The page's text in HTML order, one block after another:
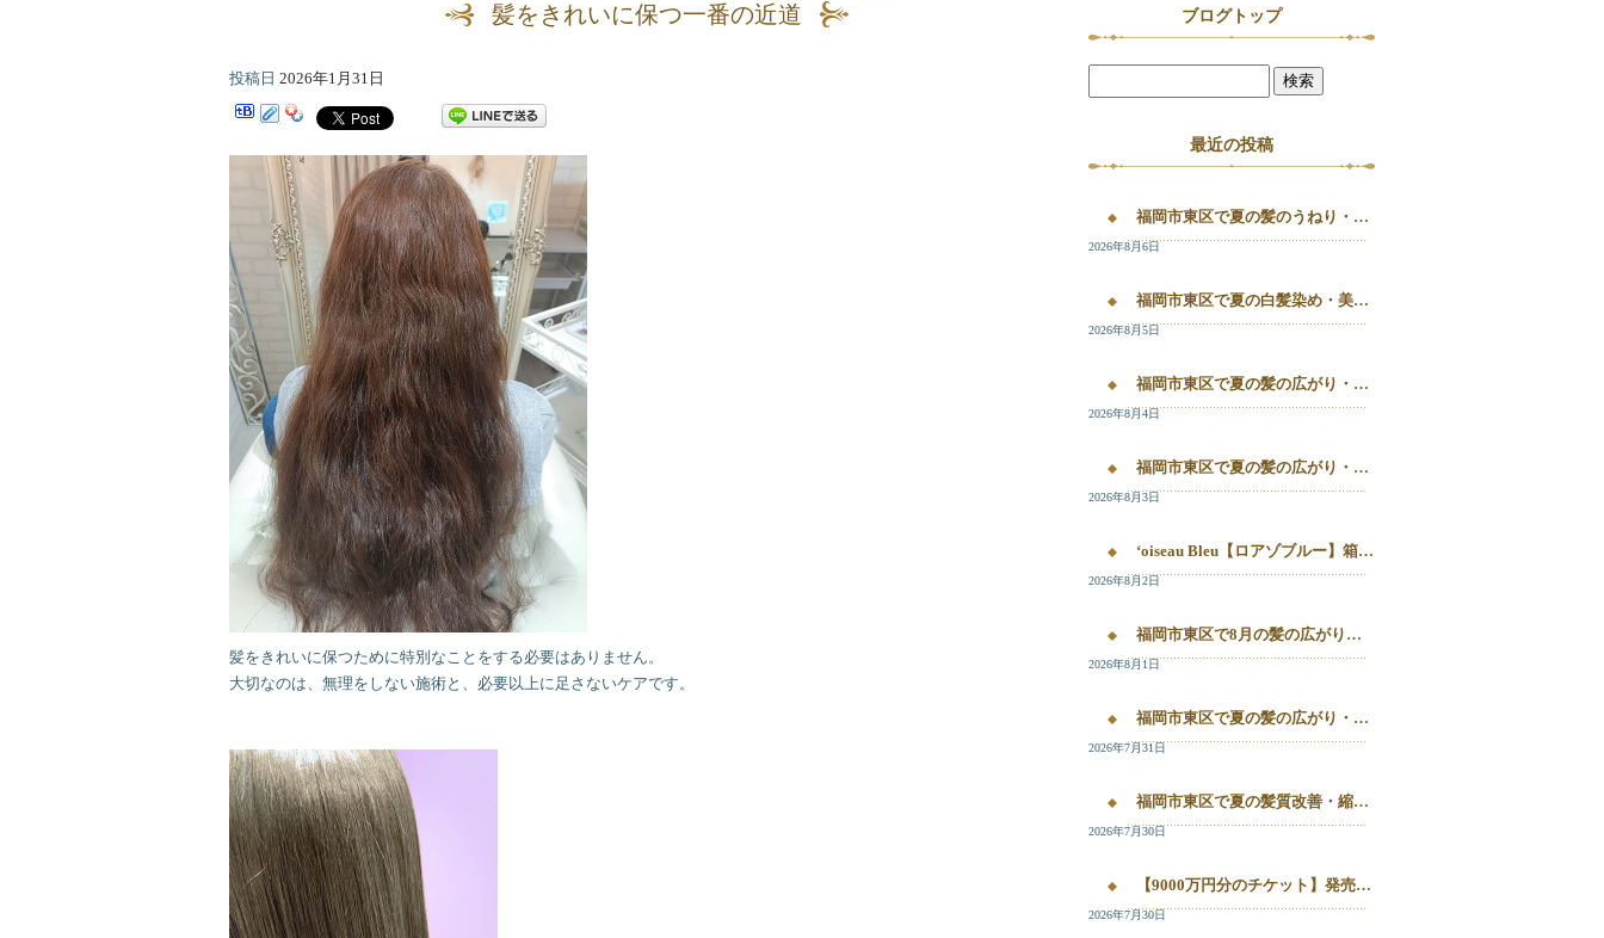
髪をきれいに保つ一番の近道
投稿日 2026年1月31日
髪をきれいに保つために特別なことをする必要はありません。
大切なのは、無理をしない施術と、必要以上に足さないケアです。
ブログトップ
最近の投稿
福岡市東区で夏の髪のうねり・白髪染め・美容液カラーを相談するなら｜箱崎・千早のL’oiseau Bleu
2026年8月6日
福岡市東区で夏の白髪染め・美容液カラー・髪質改善を相談したい方へ｜箱崎・千早のL’oiseau Bleu
2026年8月5日
福岡市東区で夏の髪の広がり・白髪染め・美容液カラーを相談したい方へ｜箱崎・千早のL’oiseau Bleu
2026年8月4日
福岡市東区で夏の髪の広がり・白髪染め・美容液カラーを相談したい方へ｜箱崎・千早のL’oiseau Bleu
2026年8月3日
‘oiseau Bleu【ロアゾブルー】箱崎店】 福岡市東区箱崎で、夏の白髪染めやカラー後の毛先のパサつき、髪の艶不足が気になる方へ。
2026年8月2日
福岡市東区で8月の髪の広がり・白髪染め・美容液カラーを相談するなら
2026年8月1日
福岡市東区で夏の髪の広がり・白髪染め・美容液カラーを相談したい方へ｜箱崎・千早のL’oiseau Bleu
2026年7月31日
福岡市東区で夏の髪質改善・縮毛矯正・美容液カラーを相談したい方へ｜箱崎・千早の全席個室美容室ロアゾブルー
2026年7月30日
【9000万円分のチケット】発売開始！！20%OFFで施術が受けられます！
2026年7月30日